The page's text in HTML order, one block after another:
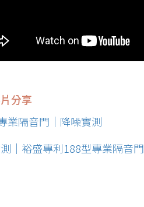
分享
業隔音門｜降噪實測
｜裕盛專利188型專業隔音門